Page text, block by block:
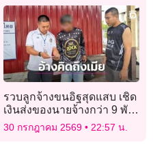
รวบลูกจ้างขนอิฐสุดแสบ เชิด
เงินส่งของนายจ้างกว่า 9 พัน
บาท อ้างคิดถึงเมีย
30 กรกฎาคม 2569 22:57 น.